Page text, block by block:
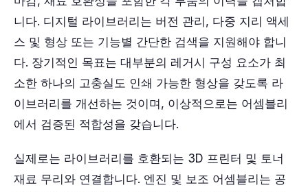
니다. 디지털 라이브러리는 버전 관리, 다중 지리 액세
스 및 형상 또는 기능별 간단한 검색을 지원해야 합니
다. 장기적인 목표는 대부분의 레거시 구성 요소가 최
소한 하나의 고충실도 인쇄 가능한 형상을 갖도록 라
이브러리를 개선하는 것이며, 이상적으로는 어셈블리
에서 검증된 적합성을 갖습니다.
실제로는 라이브러리를 호환되는 3D 프린터 및 토너
재료 무리와 연결합니다. 엔진 및 보조 어셈블리는 공